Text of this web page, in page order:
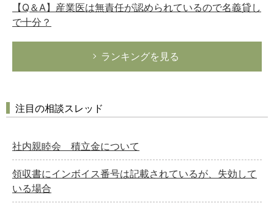
【Q＆A】産業医は無責任が認められているので名義貸し
で十分？
ランキングを見る
注目の相談スレッド
社内親睦会 積立金について
領収書にインボイス番号は記載されているが、失効して
いる場合